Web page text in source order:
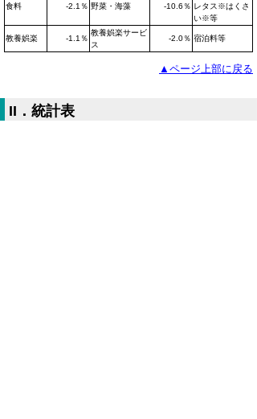
食料 -2.1％ 野菜・海藻 -10.6％ レタス※はくさ
い※等
教養娯楽 -1.1％
教養娯楽サービ
ス
-2.0％ 宿泊料等
▲ページ上部に戻る
II．統計表